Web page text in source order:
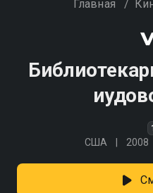
Главная /
США 2008